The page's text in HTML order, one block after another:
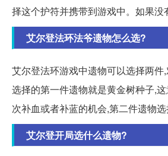
择这个护符并携带到游戏中。如果没
艾尔登法环法爷遗物怎么选?
艾尔登法环游戏中遗物可以选择两件
选择的第一件遗物就是黄金树种子,
次补血或者补蓝的机会,第二件遗物选
艾尔登开局选什么遗物?